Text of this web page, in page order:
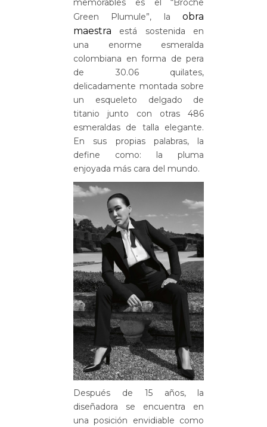
memorables es el “Broche
Green Plumule”, laobra
maestra está sostenida en
una enorme esmeralda
colombiana en forma de pera
de 30.06 quilates,
delicadamente montada sobre
un esqueleto delgado de
titanio junto con otras 486
esmeraldas de talla elegante.
En sus propias palabras, la
define como: la pluma
enjoyada más cara del mundo.
Después de 15 años, la
diseñadora se encuentra en
una posición envidiable como